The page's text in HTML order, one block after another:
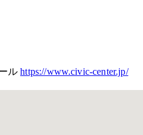
ルhttps://www.civic-center.jp/